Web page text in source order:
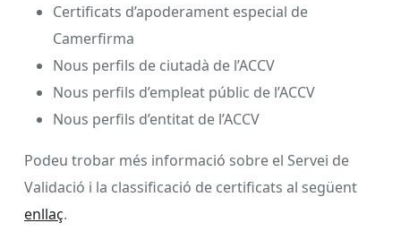
Certificats d’apoderament especial de
Camerfirma
Nous perfils de ciutadà de l’ACCV
Nous perfils d’empleat públic de l’ACCV
Nous perfils d’entitat de l’ACCV
Podeu trobar més informació sobre el Servei de
Validació i la classificació de certificats al següent
enllaç.